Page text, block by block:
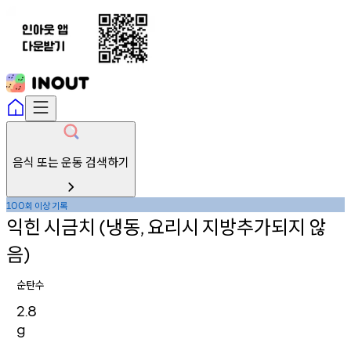
음식 또는 운동 검색하기
100회 이상기록
익힌 시금치 (냉동,요리시 지방추가되지 않
음)
순탄수
2.8
g